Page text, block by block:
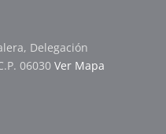
Delegación
06030 Ver Mapa